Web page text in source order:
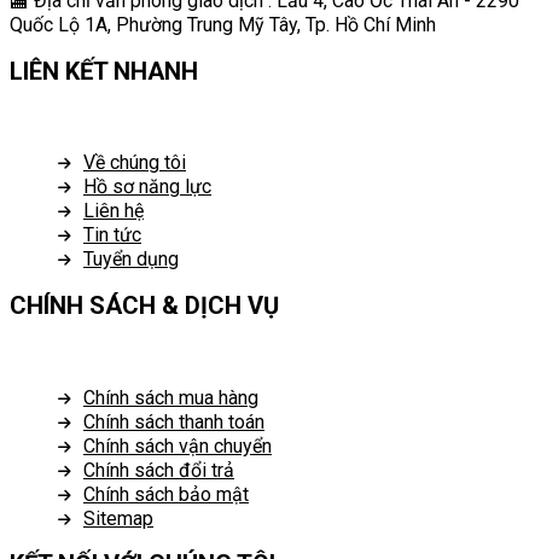
Quốc Lộ 1A, Phường Trung Mỹ Tây, Tp. Hồ Chí Minh
LIÊN KẾT NHANH
Về chúng tôi
Hồ sơ năng lực
Liên hệ
Tin tức
Tuyển dụng
CHÍNH SÁCH & DỊCH VỤ
Chính sách mua hàng
Chính sách thanh toán
Chính sách vận chuyển
Chính sách đổi trả
Chính sách bảo mật
Sitemap